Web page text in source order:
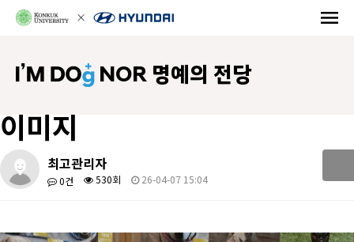
NOR 명예의 전당
이미지
최고관리자
0건 530회 26-04-07 15:04